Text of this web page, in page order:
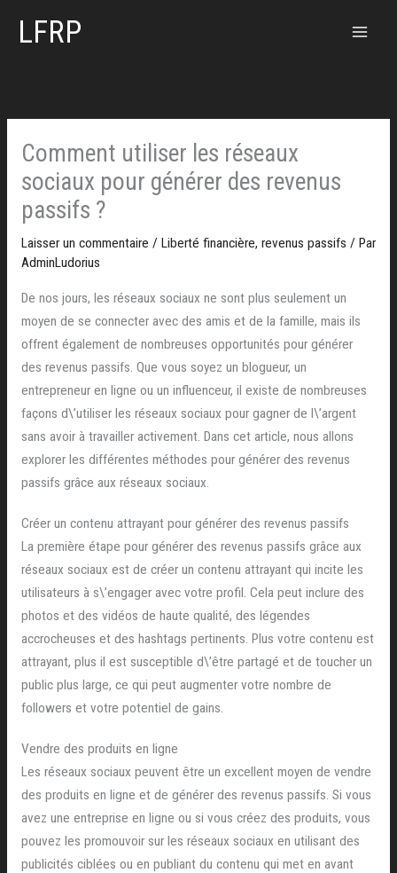
LFRP
Comment utiliser les réseaux
sociaux pour générer des revenus
passifs ?
Laisser un commentaire / Liberté financière, revenus passifs / Par
AdminLudorius
De nos jours, les réseaux sociaux ne sont plus seulement un
moyen de se connecter avec des amis et de la famille, mais ils
offrent également de nombreuses opportunités pour générer
des revenus passifs. Que vous soyez un blogueur, un
entrepreneur en ligne ou un influenceur, il existe de nombreuses
façons d\’utiliser les réseaux sociaux pour gagner de l\’argent
sans avoir à travailler activement. Dans cet article, nous allons
explorer les différentes méthodes pour générer des revenus
passifs grâce aux réseaux sociaux.
Créer un contenu attrayant pour générer des revenus passifs
La première étape pour générer des revenus passifs grâce aux
réseaux sociaux est de créer un contenu attrayant qui incite les
utilisateurs à s\’engager avec votre profil. Cela peut inclure des
photos et des vidéos de haute qualité, des légendes
accrocheuses et des hashtags pertinents. Plus votre contenu est
attrayant, plus il est susceptible d\’être partagé et de toucher un
public plus large, ce qui peut augmenter votre nombre de
followers et votre potentiel de gains.
Vendre des produits en ligne
Les réseaux sociaux peuvent être un excellent moyen de vendre
des produits en ligne et de générer des revenus passifs. Si vous
avez une entreprise en ligne ou si vous créez des produits, vous
pouvez les promouvoir sur les réseaux sociaux en utilisant des
publicités ciblées ou en publiant du contenu qui met en avant